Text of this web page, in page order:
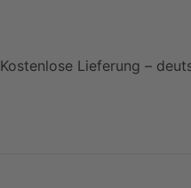
Kostenlose Lieferung –